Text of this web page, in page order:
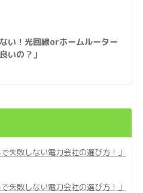
い！光回線orホームルーター
いの？」
失敗しない電力会社の選び方！」
失敗しない電力会社の選び方！」